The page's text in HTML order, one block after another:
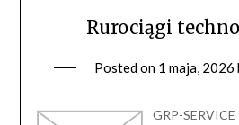
Rurociągi
Posted on 1 maja, 2026
GRP-SERVICE